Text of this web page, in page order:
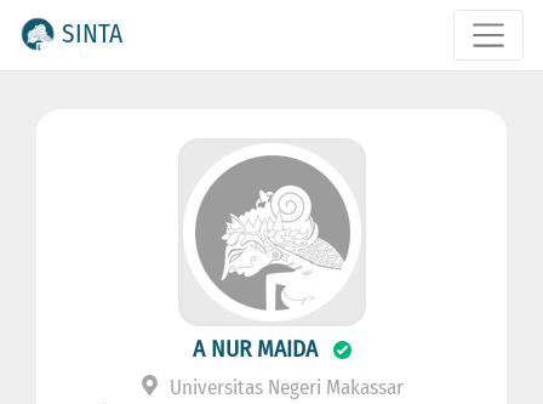
SINTA
A NUR MAIDA
Universitas Negeri Makassar